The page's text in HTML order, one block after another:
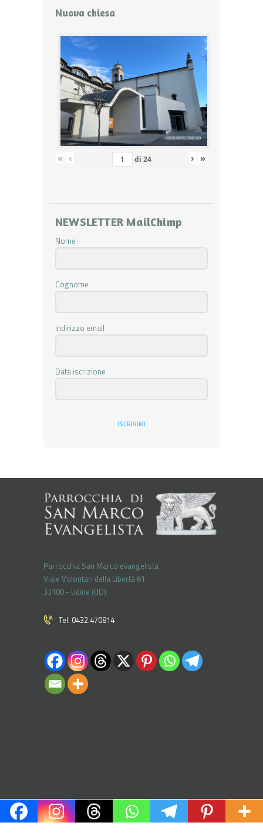
Nuova chiesa
« ‹ di 24 › »
NEWSLETTER MailChimp
Nome
Cognome
Indirizzo email
Data iscrizione
ISCRIVIMI
Parrocchia San Marco evangelista
Viale Volontari della Libertá 61
33100 - Udine (UD)
Tel. 0432.470814